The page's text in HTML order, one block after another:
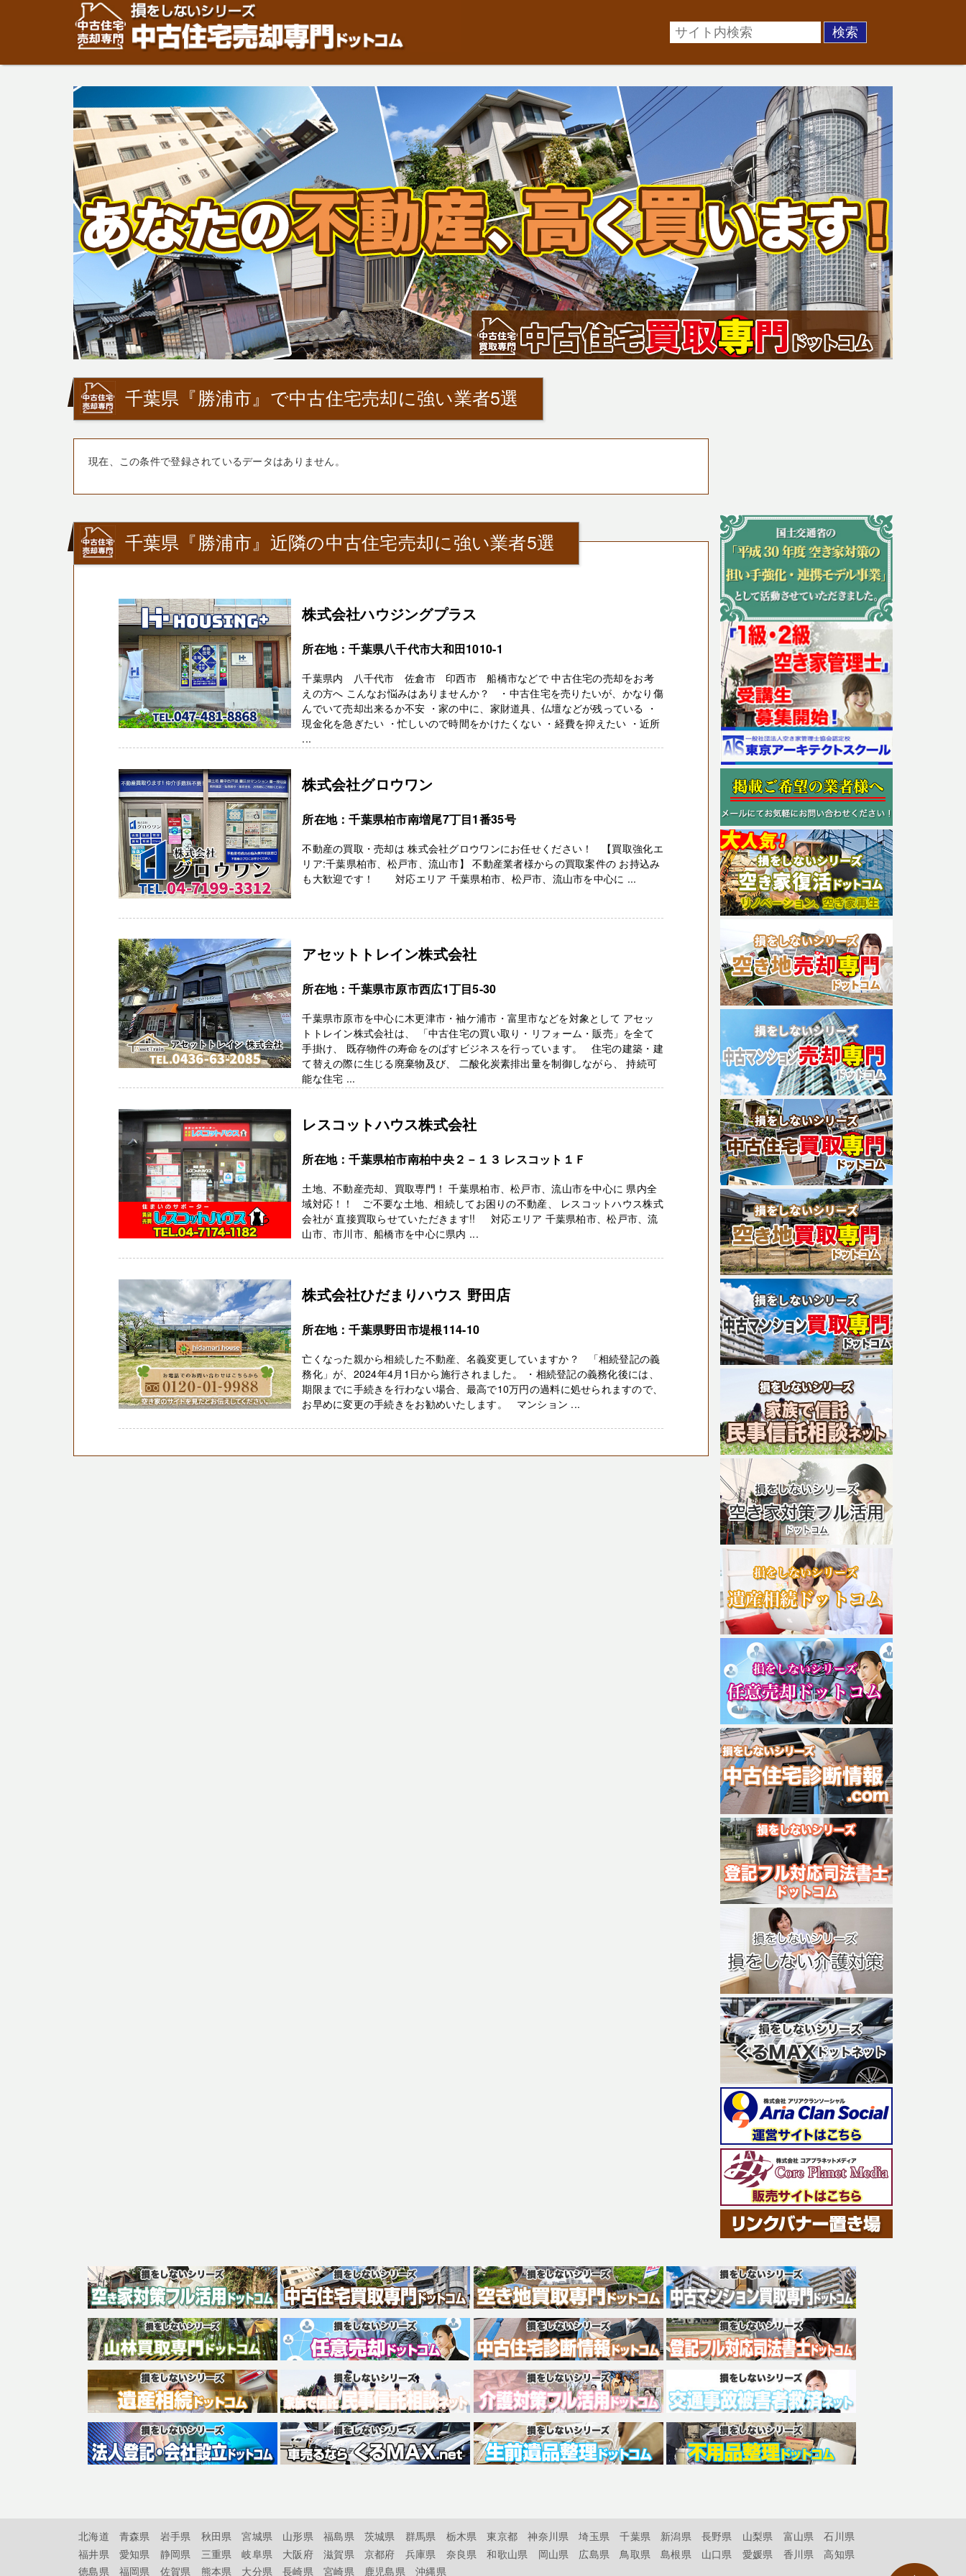
住宅・建物の「売却」は「個人」の方々が、「買取」は不動産や開発等の「業者」が物件を買います。一般的に「売却」は時間はかかるが相場に準じた売却金額、「買取」は短期ではあるが相場より
安めの売却金額と言われています。住宅・建物の売却をご検討中の方はお気軽にご相談ください。中古住宅、相続不動産など、不動産売却のお悩みを全国の専門家が解決致します！
千葉県『勝浦市』で中古住宅売却に強い業者5選
現在、この条件で登録されているデータはありません。
千葉県『勝浦市』近隣の中古住宅売却に強い業者5選
株式会社ハウジングプラス
所在地：千葉県八千代市大和田1010-1
千葉県内 八千代市 佐倉市 印西市 船橋市などで 中古住宅の売却をお考
えの方へ こんなお悩みはありませんか？ ・中古住宅を売りたいが、かなり傷
んでいて売却出来るか不安 ・家の中に、家財道具、仏壇などが残っている ・
現金化を急ぎたい ・忙しいので時間をかけたくない ・経費を抑えたい ・近所
...
株式会社グロウワン
所在地：千葉県柏市南増尾7丁目1番35号
不動産の買取・売却は 株式会社グロウワンにお任せください！ 【買取強化エ
リア:千葉県柏市、松戸市、流山市】 不動産業者様からの買取案件の お持込み
も大歓迎です！ 対応エリア 千葉県柏市、松戸市、流山市を中心に ...
アセットトレイン株式会社
所在地：千葉県市原市西広1丁目5-30
千葉県市原市を中心に木更津市・袖ケ浦市・富里市などを対象として アセッ
トトレイン株式会社は、 「中古住宅の買い取り・リフォーム・販売」を全て
手掛け、 既存物件の寿命をのばすビジネスを行っています。 住宅の建築・建
て替えの際に生じる廃棄物及び、 二酸化炭素排出量を制御しながら、 持続可
能な住宅 ...
レスコットハウス株式会社
所在地：千葉県柏市南柏中央２－１３ レスコット１Ｆ
土地、不動産売却、買取専門！ 千葉県柏市、松戸市、流山市を中心に 県内全
域対応！！ ご不要な土地、相続してお困りの不動産、 レスコットハウス株式
会社が 直接買取らせていただきます!! 対応エリア 千葉県柏市、松戸市、流
山市、市川市、船橋市を中心に県内 ...
株式会社ひだまりハウス 野田店
所在地：千葉県野田市堤根114-10
亡くなった親から相続した不動産、名義変更していますか？ 「相続登記の義
務化」が、2024年4月1日から施行されました。 ・相続登記の義務化後には、
期限までに手続きを行わない場合、最高で10万円の過料に処せられますので、
お早めに変更の手続きをお勧めいたします。 マンション ...
北海道 青森県 岩手県 秋田県 宮城県 山形県 福島県 茨城県 群馬県 栃木県 東京都 神奈川県 埼玉県 千葉県 新潟県 長野県 山梨県 富山県
石川県
福井県
愛知県 静岡県 三重県 岐阜県 大阪府 滋賀県 京都府 兵庫県 奈良県 和歌山県 岡山県 広島県 鳥取県 島根県 山口県 愛媛県 香川県
高知県
徳島県
福岡県 佐賀県 熊本県 大分県 長崎県 宮崎県 鹿児島県 沖縄県